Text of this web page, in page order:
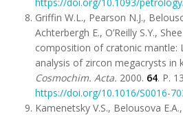
Griffin W.L., Pearson N.J.,
Achterbergh E., O’Reilly S.Y.,
composition of cratonic mantle:
analysis of zircon megacrysts in
Cosmochim. Acta. 2000. 64. P.
https://doi.org/10.1016/S0016-
Kamenetsky V.S., Belousova